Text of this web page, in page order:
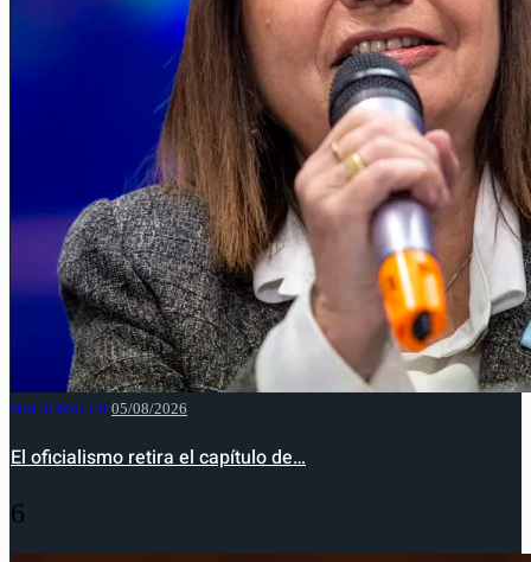
NACIONALES 05/08/2026
El oficialismo retira el capítulo de…
6